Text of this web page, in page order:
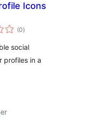
Icons
(0totale
vurderinger
)
social
profiles in a